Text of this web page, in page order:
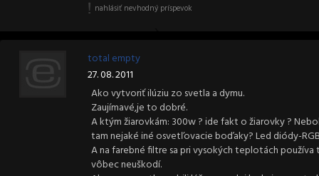
nahlásiť nevhodný príspevok
total empty
27. 08. 2011
Ako vytvoriť ilúziu zo svetla a dymu.
Zaujímavé,je to dobré.
A ktým žiarovkám: 300w ? ide fakt o žiarovky ?
tam nejaké iné osvetľovacie boďaky? Led diódy-
A na farebné filtre sa pri vysokých teplotách
vôbec neuškodí.